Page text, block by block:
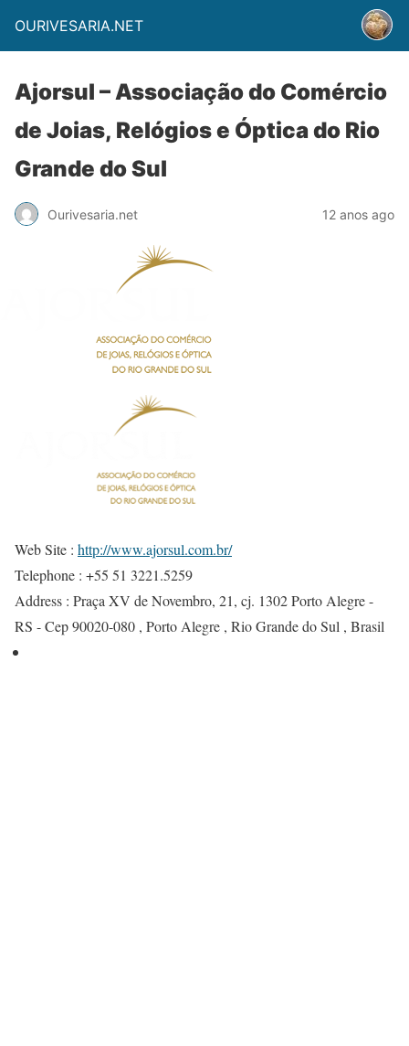
OURIVESARIA.NET
Ajorsul – Associação do Comércio
de Joias, Relógios e Óptica do Rio
Grande do Sul
Ourivesaria.net 12 anos ago
Web Site : http://www.ajorsul.com.br/
Telephone : +55 51 3221.5259
Address : Praça XV de Novembro, 21, cj. 1302 Porto Alegre -
RS - Cep 90020-080 , Porto Alegre , Rio Grande do Sul , Brasil